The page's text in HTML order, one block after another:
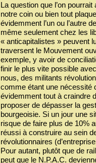
La question que l’on
notre coin ou bien tout
évidemment l’un ou l’autre
même seulement chez les
« anticapitalistes » peuvent
traversent le Mouvement
exemple, y avoir de
finir le plus vite possible
nous, des militants
comme étant une nécessité
évidemment tout à craindre
proposer de dépasser la
bourgeoisie. Si un jour une
risque de faire plus de 10%
réussi à construire au sein
révolutionnaires
Pour autant, plutôt que de
peut que le N.P.A.C.